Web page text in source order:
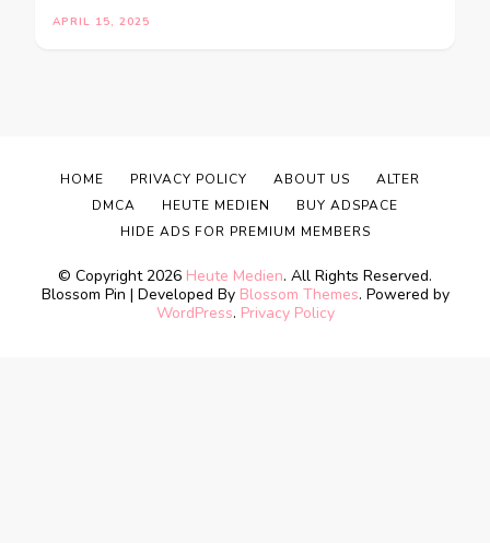
APRIL 15, 2025
© Copyright 2026 Heute Medien. All Rights Reserved.
Blossom Pin | Developed By Blossom Themes. Powered by
WordPress. Privacy Policy
HOME PRIVACY POLICY ABOUT US
ALTER
DMCA
HEUTE MEDIEN
BUY ADSPACE
HIDE ADS FOR PREMIUM MEMBERS